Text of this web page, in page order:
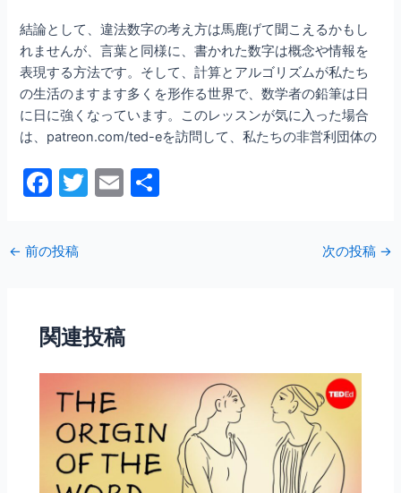
結論として、違法数字の考え方は馬鹿げて聞こえるかもし
れませんが、言葉と同様に、書かれた数字は概念や情報を
表現する方法です。そして、計算とアルゴリズムが私たち
の生活のますます多くを形作る世界で、数学者の鉛筆は日
に日に強くなっています。このレッスンが気に入った場合
は、patreon.com/ted-eを訪問して、私たちの非営利団体の
F
c
e
o
o
k
T
E
← 前の投稿 次の投稿 →
関連投稿